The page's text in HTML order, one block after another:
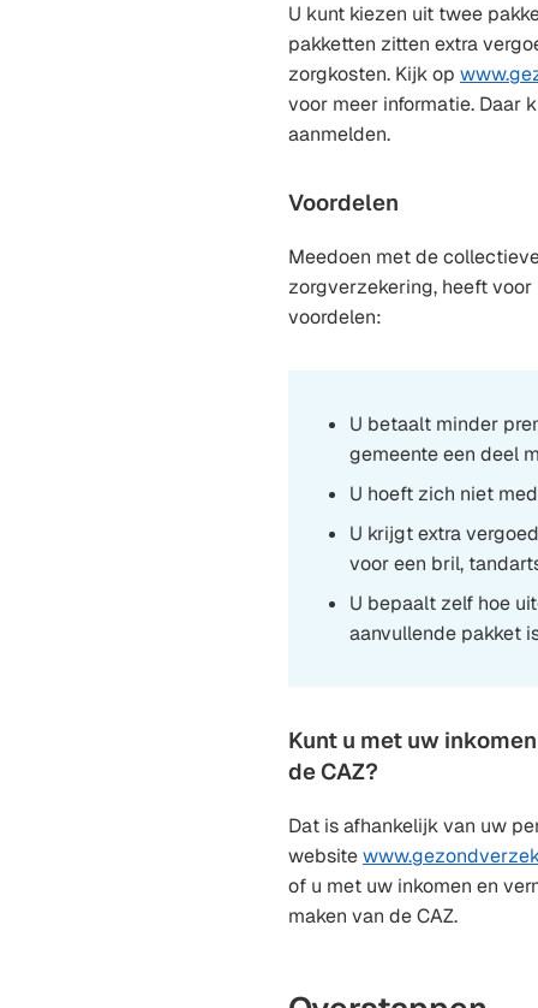
U kunt kiezen uit twee
pakketten zitten extra
zorgkosten. Kijk op
voor meer informatie. Daar
aanmelden.
Voordelen
Meedoen met de
zorgverzekering, heeft
voordelen:
U betaalt minder
gemeente een deel
U hoeft zich niet
U krijgt extra
voor een bril,
U bepaalt zelf hoe
aanvullende pakket
Kunt u met uw
de CAZ?
Dat is afhankelijk van uw
website
of u met uw inkomen en
maken van de CAZ.